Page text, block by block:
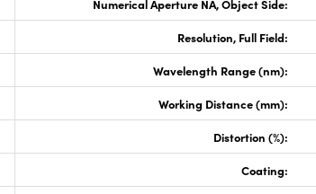
Numerical Aperture NA, Object Side:
Resolution, Full Field:
Wavelength Range (nm):
Working Distance (mm):
Distortion (%):
Coating: